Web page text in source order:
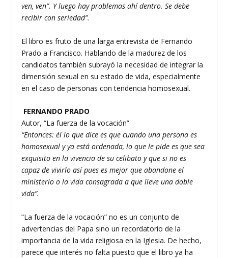
ven, ven”. Y luego hay problemas ahí dentro. Se debe
recibir con seriedad”.
El libro es fruto de una larga entrevista de Fernando
Prado a Francisco. Hablando de la madurez de los
candidatos también subrayó la necesidad de integrar la
dimensión sexual en su estado de vida, especialmente
en el caso de personas con tendencia homosexual.
FERNANDO PRADO
Autor, “La fuerza de la vocación”
“Entonces: él lo que dice es que cuando una persona es
homosexual y ya está ordenada, lo que le pide es que sea
exquisito en la vivencia de su celibato y que si no es
capaz de vivirlo así pues es mejor que abandone el
ministerio o la vida consagrada a que lleve una doble
vida”.
“La fuerza de la vocación” no es un conjunto de
advertencias del Papa sino un recordatorio de la
importancia de la vida religiosa en la Iglesia. De hecho,
parece que interés no falta puesto que el libro ya ha